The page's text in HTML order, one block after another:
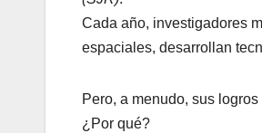
Cada año, investigadores
espaciales, desarrollan
Pero, a menudo, sus
¿Por qué?